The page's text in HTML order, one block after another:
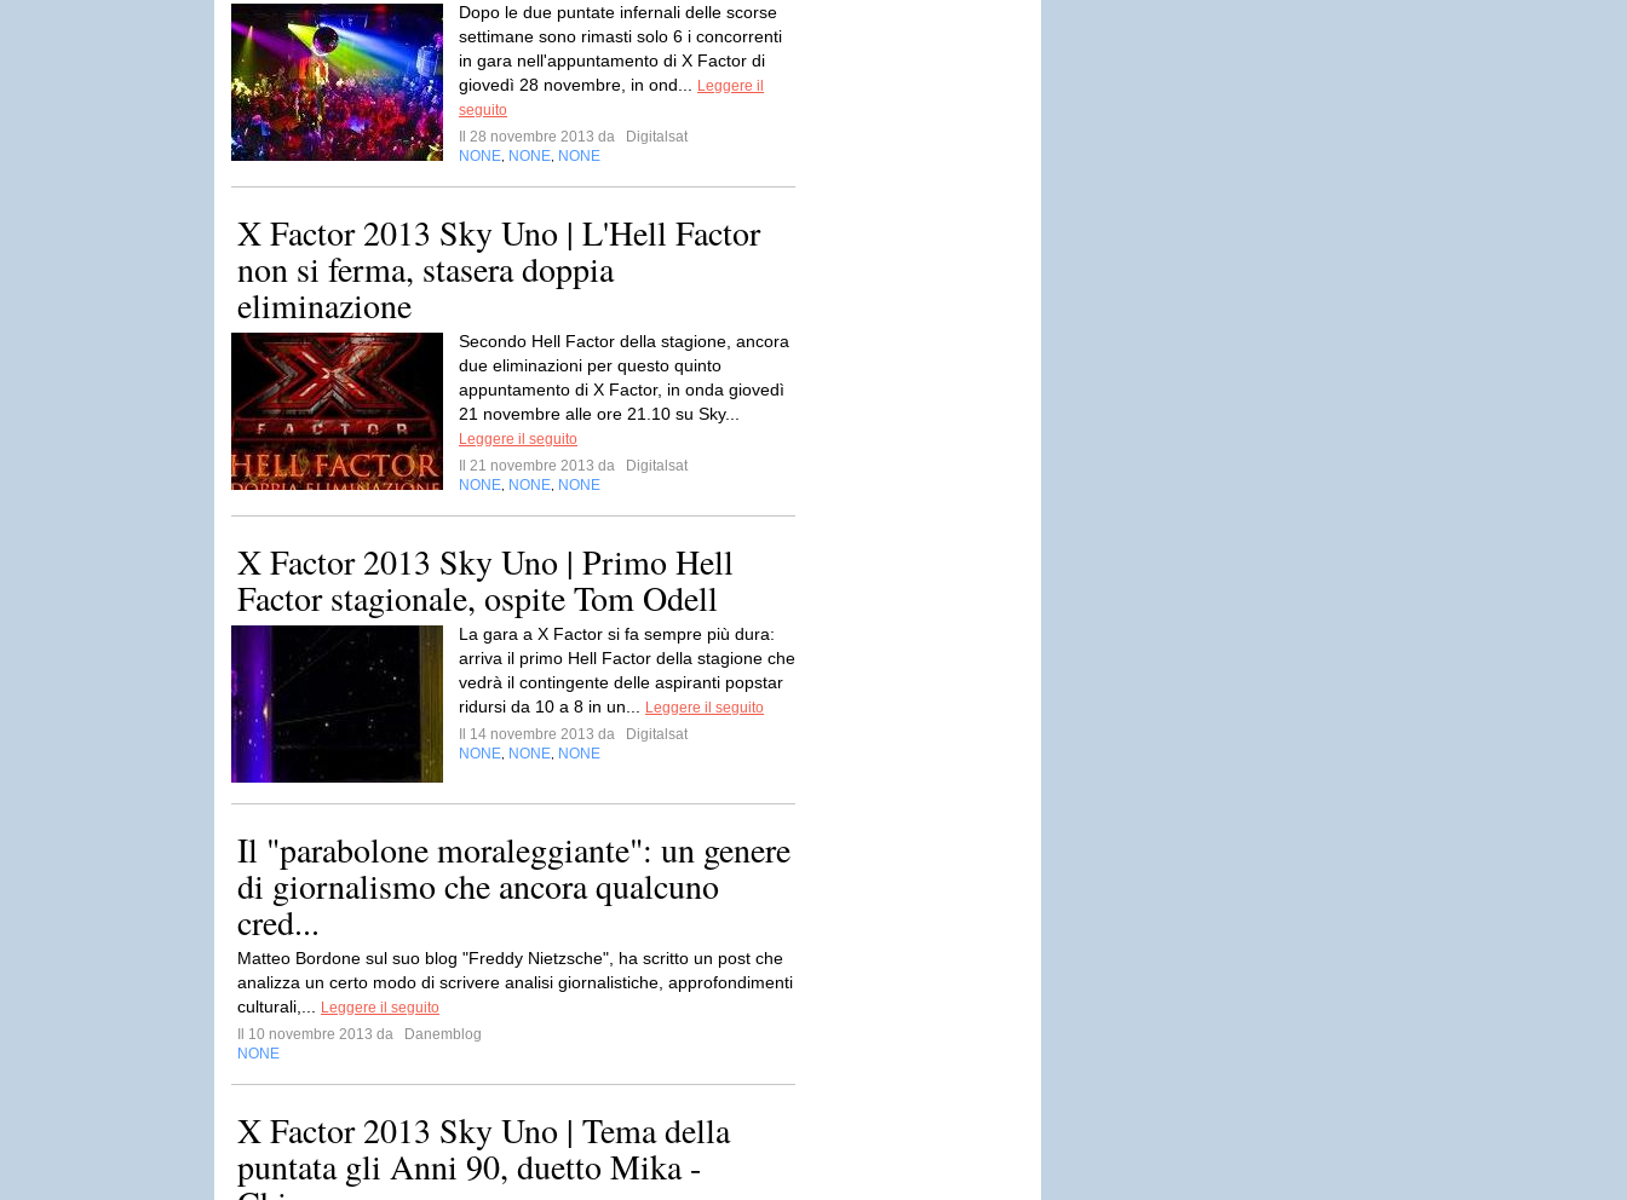
Dopo le due puntate infernali delle scorse
settimane sono rimasti solo 6 i concorrenti
in gara nell'appuntamento di X Factor di
giovedì 28 novembre, in ond...
Leggere il
seguito
Il 28 novembre 2013 da
Digitalsat
NONE NONE NONE
X Factor 2013 Sky Uno | L'Hell Factor
non si ferma, stasera doppia
eliminazione
Secondo Hell Factor della stagione, ancora
due eliminazioni per questo quinto
appuntamento di X Factor, in onda giovedì
21 novembre alle ore 21.10 su Sky...
Leggere il seguito
Il 21 novembre 2013 da
Digitalsat
NONE NONE NONE
X Factor 2013 Sky Uno | Primo Hell
Factor stagionale, ospite Tom Odell
La gara a X Factor si fa sempre più dura:
arriva il primo Hell Factor della stagione che
vedrà il contingente delle aspiranti popstar
ridursi da 10 a 8 in un...
Leggere il seguito
Il 14 novembre 2013 da
Digitalsat
NONE NONE NONE
Il "parabolone moraleggiante": un genere
di giornalismo che ancora qualcuno
cred...
Matteo Bordone sul suo blog "Freddy Nietzsche", ha scritto un post che
analizza un certo modo di scrivere analisi giornalistiche, approfondimenti
culturali,...
Leggere il seguito
Il 10 novembre 2013 da
Danemblog
NONE
X Factor 2013 Sky Uno | Tema della
puntata gli Anni 90, duetto Mika -